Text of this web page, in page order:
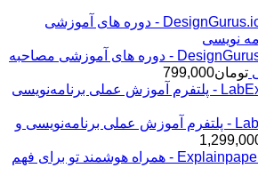
تا
تومان349,000
اکانت پرمیوم DesignGurus.io - دوره ‌های آموزشی مصاحبه
تومان799,000
اکانت پرمیوم LabEx - پلتفرم آموزش عملی برنامه‌نویسی و